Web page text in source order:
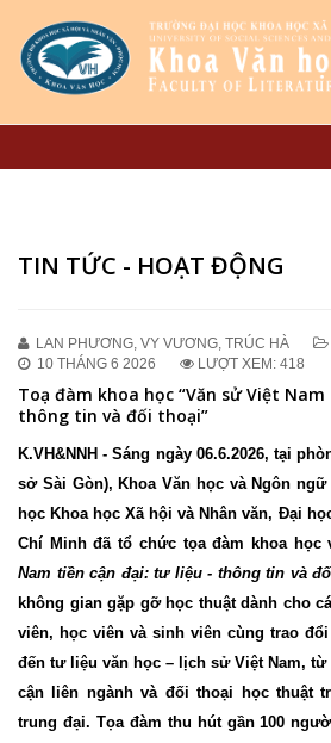
TIN TỨC - HOẠT ĐỘNG
LAN PHƯƠNG, VY VƯƠNG, TRÚC HÀ
10 THÁNG 6 2026
LƯỢT XEM: 418
Toạ đàm khoa học “Văn sử Việt
thông tin và đối thoại”
K.VH&NNH - Sáng ngày 06.6.2026, tại
sở Sài Gòn), Khoa Văn học và Ngôn
học Khoa học Xã hội và Nhân văn, Đại
Chí Minh đã tổ chức tọa đàm khoa học
Nam tiền cận đại: tư liệu- thông tin và
không gian gặp gỡ học thuật dành cho
viên, học viên và sinh viên cùng trao
đến tư liệu văn học – lịch sử Việt Nam,
cận liên ngành và đối thoại học thuật
trung đại. Tọa đàm thu hút gần 100